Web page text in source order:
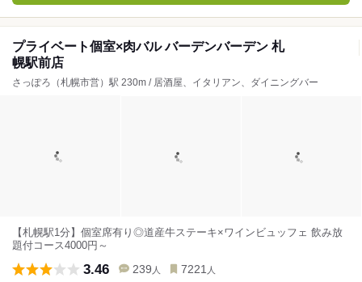
プライベート個室×肉バル バーデンバーデン 札
幌駅前店
さっぽろ（札幌市営）駅 230m / 居酒屋、イタリアン、ダイニングバー
【札幌駅1分】個室席有り◎道産牛ステーキ×ワインビュッフェ 飲み放
題付コース4000円～
3.46 239 人 7221 人